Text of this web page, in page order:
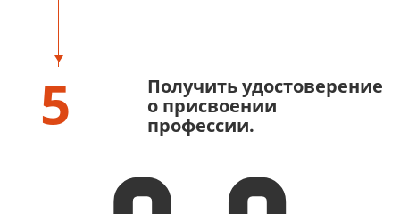
5
Получить удостоверение
о присвоении
профессии.